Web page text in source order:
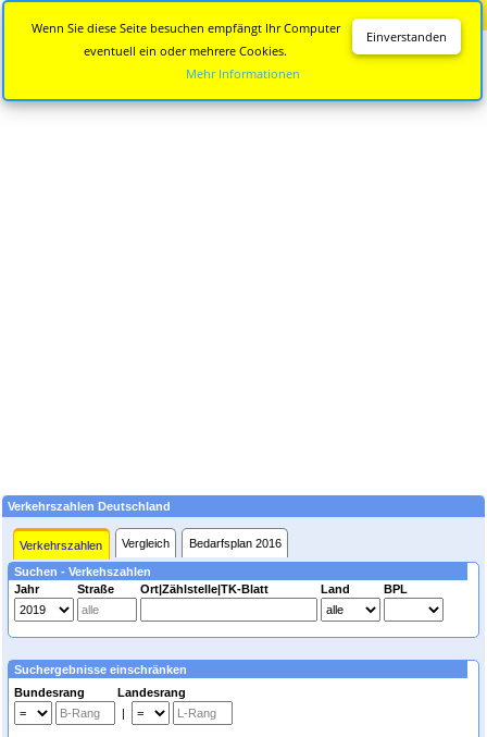
Verkehrszahlen Deutschland
Verkehrszahlen Vergleich Bedarfsplan 2016
Suchen - Verkehszahlen
Jahr
Straße Ort|Zählstelle|TK-Blatt Land BPL
Suchergebnisse einschränken
Bundesrang Landesrang
|
Einverstanden
Wenn Sie diese Seite besuchen empfängt Ihr Computer
eventuell ein oder mehrere Cookies.
Mehr Informationen